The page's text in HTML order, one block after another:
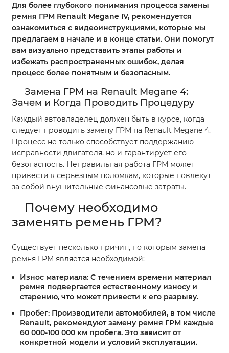
Для более глубокого понимания процесса замены
ремня ГРМ Renault Megane IV, рекомендуется
ознакомиться с видеоинструкциями, которые мы
предлагаем в начале и в конце статьи. Они помогут
вам визуально представить этапы работы и
избежать распространенных ошибок, делая
процесс более понятным и безопасным.
Замена ГРМ на Renault Megane 4:
Зачем и Когда Проводить Процедуру
Каждый автовладелец должен быть в курсе, когда
следует проводить замену ГРМ на Renault Megane 4.
Процесс не только способствует поддержанию
исправности двигателя, но и гарантирует его
безопасность. Неправильная работа ГРМ может
привести к серьезным поломкам, которые повлекут
за собой внушительные финансовые затраты.
Почему необходимо
заменять ремень ГРМ?
Существует несколько причин, по которым замена
ремня ГРМ является необходимой:
Износ материала: С течением времени материал
ремня подвергается естественному износу и
старению, что может привести к его разрыву.
Пробег: Производители автомобилей, в том числе
Renault, рекомендуют замену ремня ГРМ каждые
60 000-100 000 км пробега. Это зависит от
конкретной модели и условий эксплуатации.